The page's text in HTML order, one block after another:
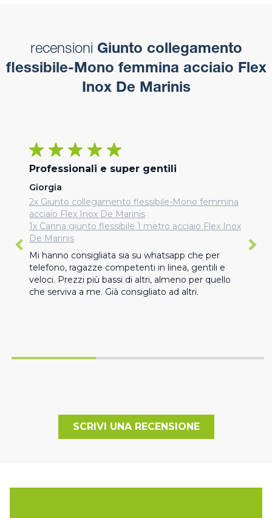
recensioni Giunto collegamento
flessibile-Mono femmina acciaio Flex
Inox De Marinis
Professionali e super gentili
Giorgia
2x Giunto collegamento flessibile-Mono femmina
acciaio Flex Inox De Marinis
1x Canna giunto flessibile 1 metro acciaio Flex Inox
De Marinis
Mi hanno consigliata sia su whatsapp che per
telefono, ragazze competenti in linea, gentili e
veloci. Prezzi più bassi di altri, almeno per quello
che serviva a me. Già consigliato ad altri.
SCRIVI UNA RECENSIONE